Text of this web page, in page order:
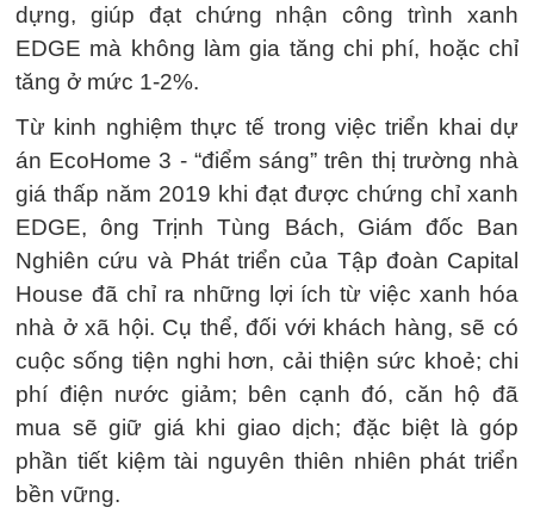
dựng, giúp đạt chứng nhận công trình xanh
EDGE mà không làm gia tăng chi phí, hoặc chỉ
tăng ở mức 1-2%.
Từ kinh nghiệm thực tế trong việc triển khai dự
án EcoHome 3 - “điểm sáng” trên thị trường nhà
giá thấp năm 2019 khi đạt được chứng chỉ xanh
EDGE, ông Trịnh Tùng Bách, Giám đốc Ban
Nghiên cứu và Phát triển của Tập đoàn Capital
House đã chỉ ra những lợi ích từ việc xanh hóa
nhà ở xã hội. Cụ thể, đối với khách hàng, sẽ có
cuộc sống tiện nghi hơn, cải thiện sức khoẻ; chi
phí điện nước giảm; bên cạnh đó, căn hộ đã
mua sẽ giữ giá khi giao dịch; đặc biệt là góp
phần tiết kiệm tài nguyên thiên nhiên phát triển
bền vững.